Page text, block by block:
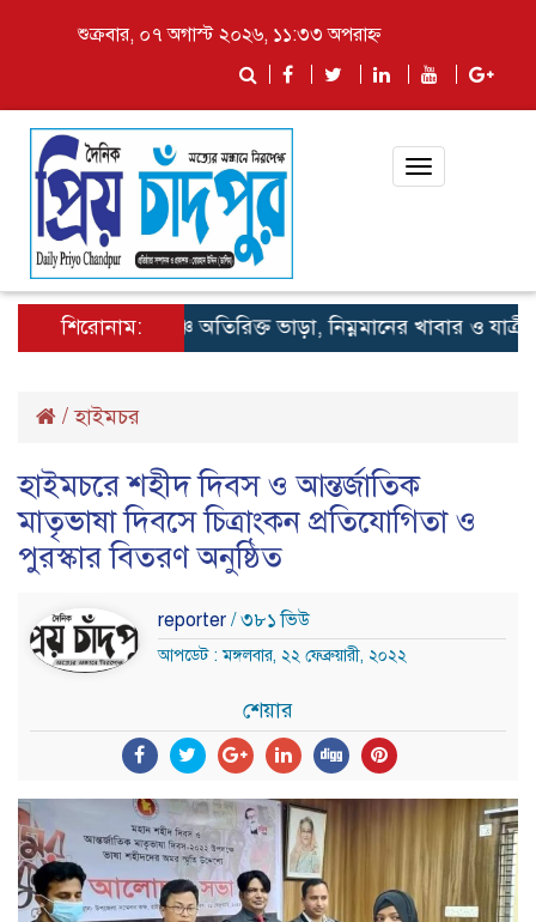
শুক্রবার, ০৭ অগাস্ট ২০২৬, ১১:৩৩ অপরাহ্ন
Toggle
শিরোনাম:লঞ্চে অতিরিক্ত ভাড়া, নিম্নমানের খাবার ও যাত্রী
/হাইমচর
হাইমচরে শহীদ দিবস ও আন্তর্জাতিক
মাতৃভাষা দিবসে চিত্রাংকন প্রতিযোগিতা ও
পুরস্কার বিতরণ অনুষ্ঠিত
reporter / ৩৮১ ভিউ
আপডেট : মঙ্গলবার, ২২ ফেব্রুয়ারী, ২০২২
শেয়ার